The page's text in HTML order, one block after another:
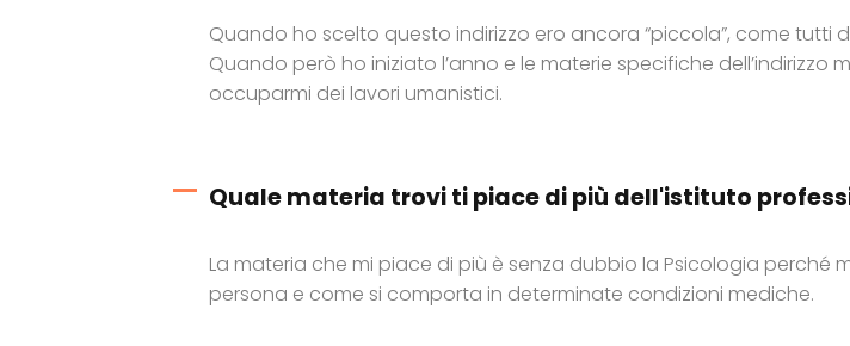
Quando ho scelto questo indirizzo ero ancora “piccola”, come tutti
Quando però ho iniziato l’anno e le materie specifiche
occuparmi dei lavori umanistici.
Quale materia trovi ti piace di più dell'istituto
La materia che mi piace di più è senza dubbio la Psicologia
persona e come si comporta in determinate condizioni mediche.